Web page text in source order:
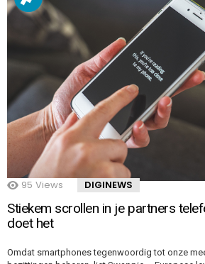
95 Views DIGINEWS
Stiekem scrollen in je partners
doet het
Omdat smartphones tegenwoordig tot onze